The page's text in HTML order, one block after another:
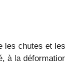
les chutes et
à la